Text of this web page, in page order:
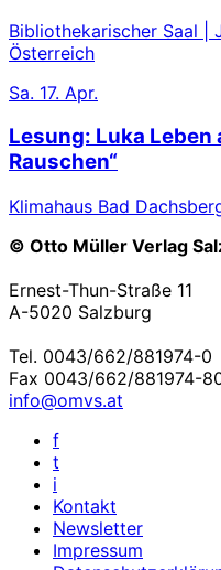
Bibliothekarischer Saal
Österreich
Sa. 17. Apr.
Lesung: Luka Leben
Rauschen“
Klimahaus Bad
© Otto Müller Verlag
Ernest-Thun-Straße 11
A-5020 Salzburg
Tel. 0043/662/881974-0
Fax 0043/662/881974-
info@omvs.at
f
t
i
Kontakt
Newsletter
Impressum